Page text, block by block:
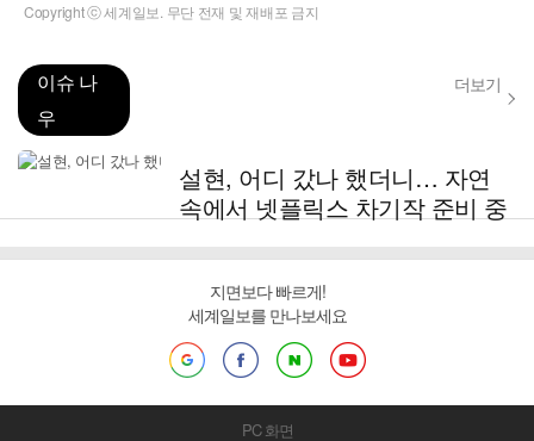
Copyright ⓒ 세계일보. 무단 전재 및 재배포 금지
이슈 나
우
더보기
설현, 어디 갔나 했더니… 자연
속에서 넷플릭스 차기작 준비 중
지면보다 빠르게!
세계일보를 만나보세요
PC 화면